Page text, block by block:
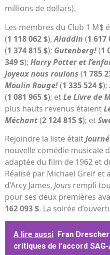
millions de dollars).
Les membres du Club 1 M$
(1 118 062 $),Aladdin (1 617
(1 374 815 $); Gutenberg!(1
349 $); Harry Potter et
Joyeux nous roulons (1 785
Moulin Rouge!(1 335 524 $);
(1 081 965 $); etLe Livre de
plus hauts revenus étaient
Méchant(2 124 815 $); et
Rejoindre la liste était
nouvelle comédie musicale
adaptée du film de 1962 et
Réalisé par Michael Greif et
d’Arcy James, Jours rempli
pour ses deux premières
162 093 $. La soirée
A lire aussi Fran
critiques de l’accord SAG-